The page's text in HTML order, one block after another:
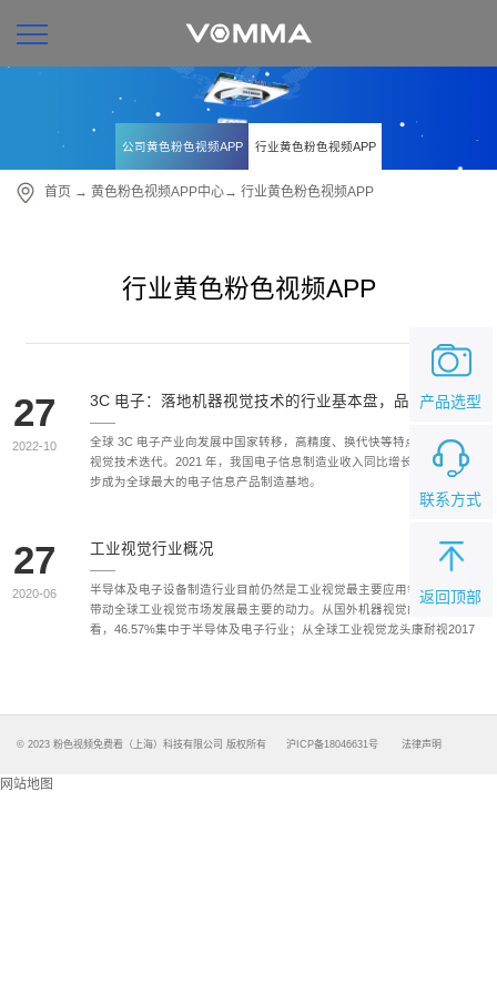
公司黄色粉色视频APP 行业黄色粉色视频APP
首页 → 黄色粉色视频APP中心→ 行业黄色粉色视频APP
行业黄色粉色视频APP
27
2022-10
3C 电子：落地机器视觉技术的行业基本盘，品类渗透加速
全球 3C 电子产业向发展中国家转移，高精度、换代快等特点助推机器
视觉技术迭代。2021 年，我国电子信息制造业收入同比增长 14.7%，逐
步成为全球最大的电子信息产品制造基地。
27
2020-06
工业视觉行业概况
半导体及电子设备制造行业目前仍然是工业视觉最主要应用领域，也是
带动全球工业视觉市场发展最主要的动力。从国外机器视觉的应用来
看，46.57%集中于半导体及电子行业；从全球工业视觉龙头康耐视2017
© 2023 粉色视频免费看（上海）科技有限公司 版权所有 沪ICP备18046631号 法律声明
返回顶部
联系方式
产品选型
网站地图